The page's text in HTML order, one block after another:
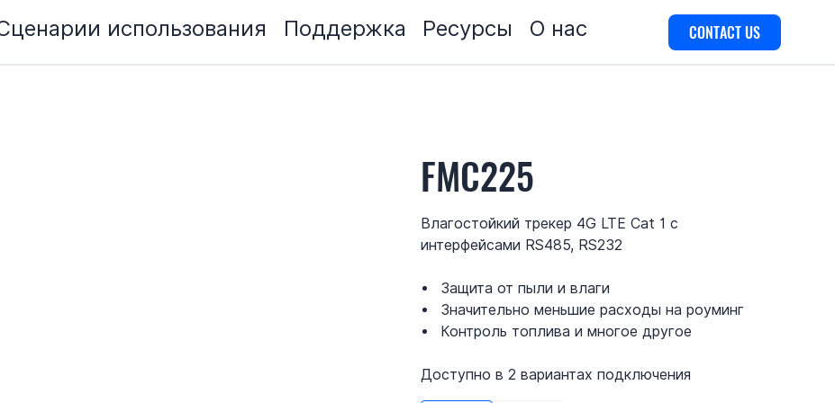
использования Поддержка Ресурсы О нас CONTACT US
FMC225
Влагостойкий трекер 4G LTE Cat 1 с
интерфейсами RS485, RS232
Защита от пыли и влаги
Значительно меньшие расходы на роуминг
Контроль топлива и многое другое
Доступно в 2 вариантах подключения